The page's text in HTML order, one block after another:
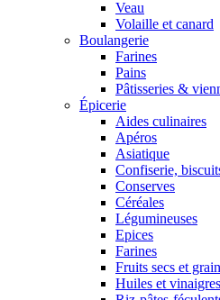
Veau
Volaille et canard
Boulangerie
Farines
Pains
Pâtisseries &
Épicerie
Aides culinaires
Apéros
Asiatique
Confiserie,
Conserves
Céréales
Légumineuses
Epices
Farines
Fruits secs et
Huiles et vinaigres